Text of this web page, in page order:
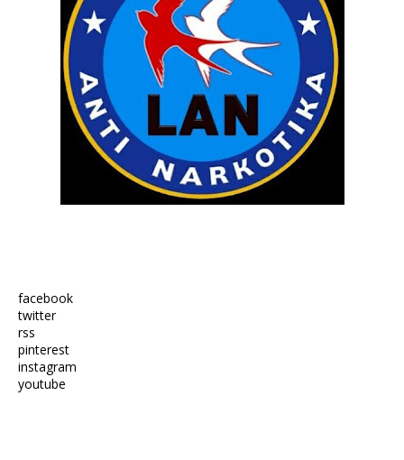
facebook
twitter
rss
pinterest
instagram
youtube